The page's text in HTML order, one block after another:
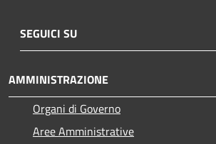
SEGUICI SU
AMMINISTRAZIONE
Organi di Governo
Aree Amministrative